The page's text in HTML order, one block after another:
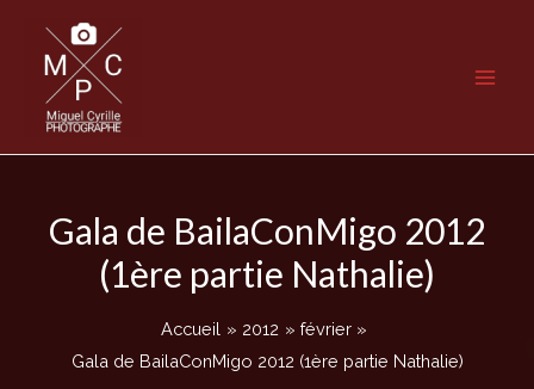
contenu
Gala de BailaConMigo 2012
(1ère partie Nathalie)
Accueil 2012
février
Gala de BailaConMigo 2012 (1ère partie Nathalie)